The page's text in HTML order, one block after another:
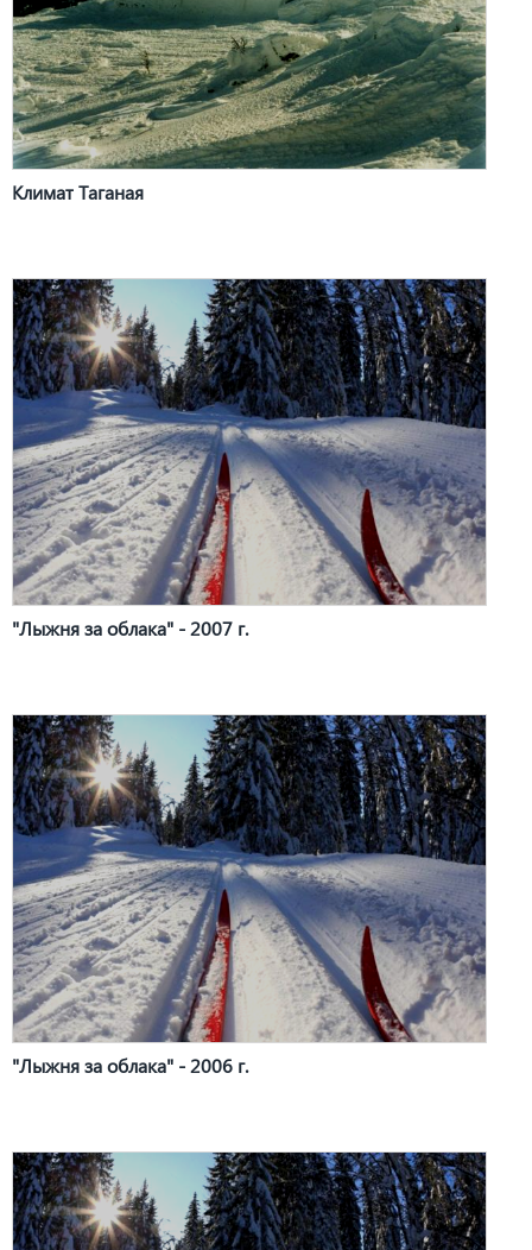
Климат Таганая
"Лыжня за облака" - 2007 г.
"Лыжня за облака" - 2006 г.